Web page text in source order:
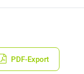
PDF-Export